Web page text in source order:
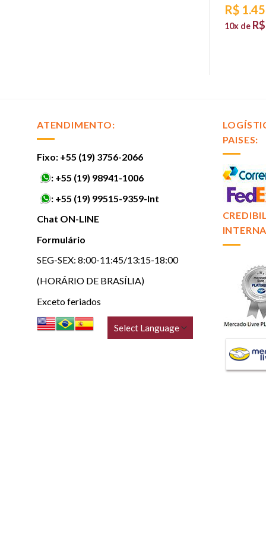
R$
10x de R$
ATENDIMENTO:
Fixo: +55 (19) 3756-2066
: +55 (19) 98941-1006
: +55 (19) 99515-9359-Int
Chat ON-LINE
Formulário
SEG-SEX: 8:00-11:45/13:15-18:00
(HORÁRIO DE BRASÍLIA)
Exceto feriados
PAISES: